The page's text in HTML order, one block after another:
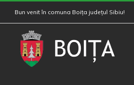
to
content
Bun venit în comuna Boița județul Sibiu!